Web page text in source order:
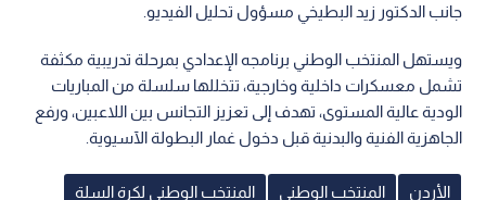
جانب الدكتور زيد البطيخي مسؤول تحليل الفيديو.
ويستهل المنتخب الوطني برنامجه الإعدادي بمرحلة تدريبية مكثفة
تشمل معسكرات داخلية وخارجية، تتخللها سلسلة من المباريات
الودية عالية المستوى، تهدف إلى تعزيز التجانس بين اللاعبين، ورفع
الجاهزية الفنية والبدنية قبل دخول غمار البطولة الآسيوية.
الأردن المنتخب الوطني المنتخب الوطني لكرة السلة